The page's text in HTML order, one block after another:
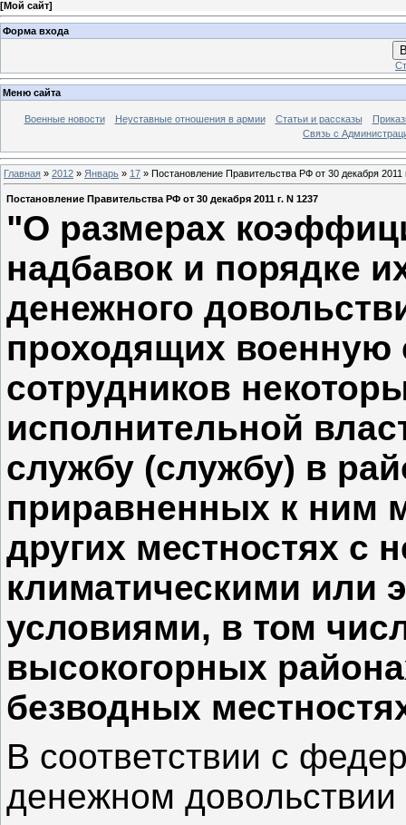
[Мой сайт]
Форма входа
Меню сайта
Военные новости Неуставные отношения в армии Статьи и рассказы
Связь с
Главная » 2012 » Январь » 17 » Постановление Правительства РФ от 30 декабря 2011
Постановление Правительства РФ от 30 декабря 2011 г. N 1237
"О размерах
надбавок и порядке
денежного
проходящих военную
сотрудников
исполнительной
службу (службу) в
приравненных к ним
других местностях с
климатическими или
условиями, в том
высокогорных
безводных
В соответствии с
денежном довольствии